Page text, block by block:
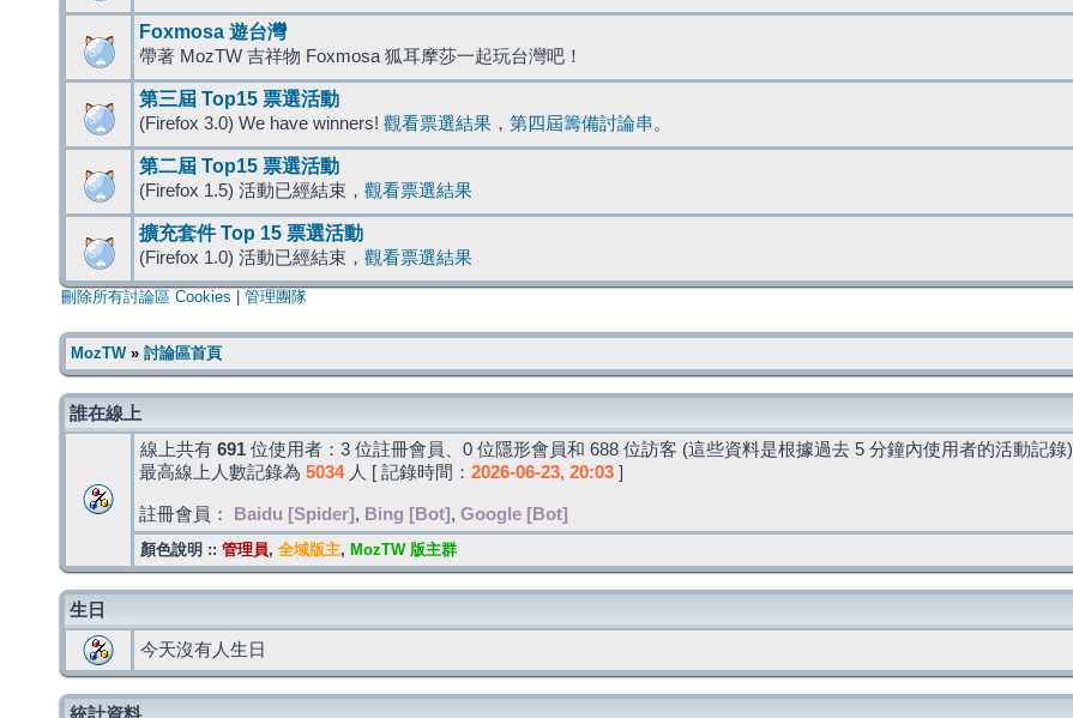
Foxmosa 遊台灣
帶著 MozTW 吉祥物 Foxmosa 狐耳摩莎一起玩台灣吧！
第三屆 Top15 票選活動
(Firefox 3.0) We have winners! 觀看票選結果 ， 第四屆籌備討論串 。
第二屆 Top15 票選活動
(Firefox 1.5) 活動已經結束， 觀看票選結果
擴充套件 Top 15 票選活動
(Firefox 1.0) 活動已經結束， 觀看票選結果
刪除所有討論區 Cookies 管理團隊
MozTW» 討論區首頁
誰在線上
線上共有 691 位使用者：3 位註冊會員、0 位隱形會員和 688 位訪客 (這些資料是根據過去 5 分鐘內使用者的活動記錄)
最高線上人數記錄為 5034人 [ 記錄時間： 2026-06-23, 20:03 ]
註冊會員： Baidu [Spider] , Bing [Bot] , Google [Bot]
顏色說明 :: 管理員, 全域版主, MozTW 版主群
生日
今天沒有人生日